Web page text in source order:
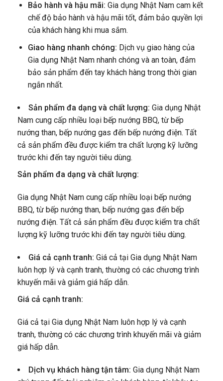
Bảo hành và hậu mãi: Gia dụng Nhật Nam cam kết
chế độ bảo hành và hậu mãi tốt, đảm bảo quyền lợi
của khách hàng khi mua sắm.
Giao hàng nhanh chóng: Dịch vụ giao hàng của
Gia dụng Nhật Nam nhanh chóng và an toàn, đảm
bảo sản phẩm đến tay khách hàng trong thời gian
ngắn nhất.
Sản phẩm đa dạng và chất lượng: Gia dụng Nhật
Nam cung cấp nhiều loại bếp nướng BBQ, từ bếp
nướng than, bếp nướng gas đến bếp nướng điện. Tất
cả sản phẩm đều được kiểm tra chất lượng kỹ lưỡng
trước khi đến tay người tiêu dùng.
Sản phẩm đa dạng và chất lượng:
Gia dụng Nhật Nam cung cấp nhiều loại bếp nướng
BBQ, từ bếp nướng than, bếp nướng gas đến bếp
nướng điện. Tất cả sản phẩm đều được kiểm tra chất
lượng kỹ lưỡng trước khi đến tay người tiêu dùng.
Giá cả cạnh tranh: Giá cả tại Gia dụng Nhật Nam
luôn hợp lý và cạnh tranh, thường có các chương trình
khuyến mãi và giảm giá hấp dẫn.
Giá cả cạnh tranh:
Giá cả tại Gia dụng Nhật Nam luôn hợp lý và cạnh
tranh, thường có các chương trình khuyến mãi và giảm
giá hấp dẫn.
Dịch vụ khách hàng tận tâm: Gia dụng Nhật Nam